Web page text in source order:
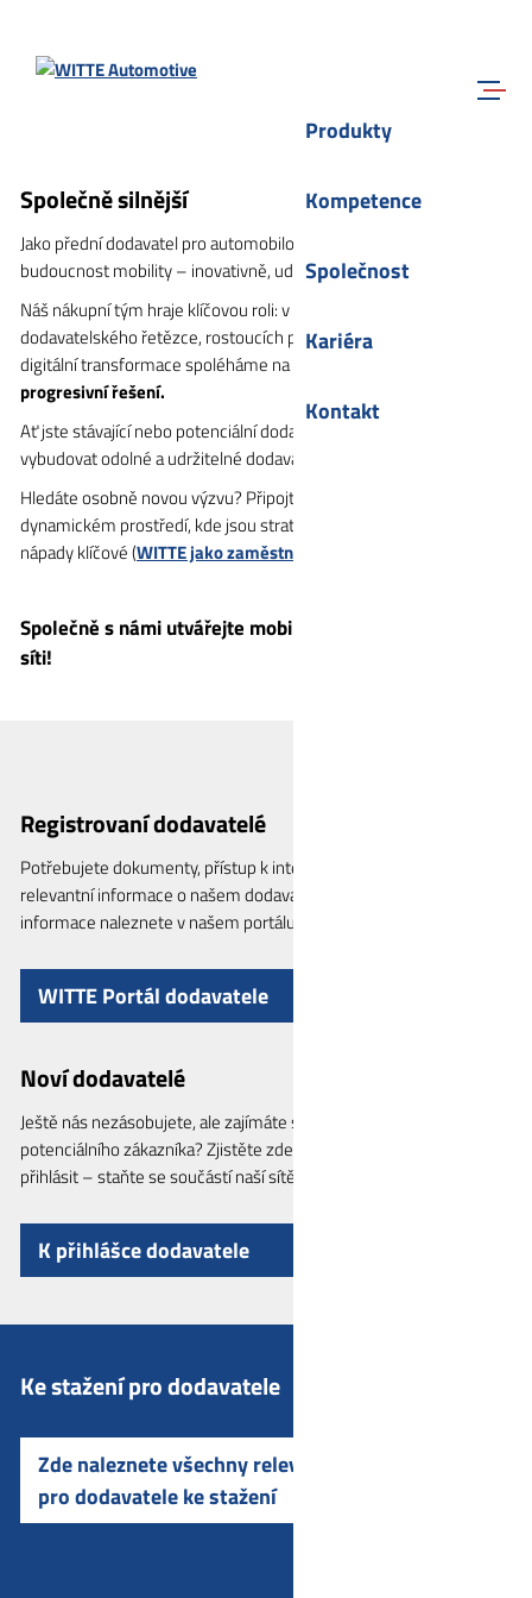
Navigace
Produkty
Kompetence
Společnost
Kariéra
Kontakt
Společně silnější
Jako přední dodavatel pro automobilový průmysl formujeme
budoucnost mobility – inovativně, udržitelně a efektivně.
Náš nákupní tým hraje klíčovou roli: v prostředí globálního řízení
dodavatelského řetězce, rostoucích požadavků na udržitelnost a
digitální transformace spoléháme na
progresivní řešení.
Ať jste stávající nebo potenciální dodavatel, společně chceme
vybudovat odolné a udržitelné dodavatelské řetězce.
Hledáte osobně novou výzvu? Připojte se k týmu nákupu WITTE v
dynamickém prostředí, kde jsou strategické myšlení a inovativní
nápady klíčové (WITTE jako zaměstnavatel
Společně s námi utvářejte mobilitu zítřka – vítejte v naší
síti!
Registrovaní dodavatelé
Potřebujete dokumenty, přístup k interaktivním procesům nebo
relevantní informace o našem dodavatelském vztahu? Tyto
informace naleznete v našem portálu pro dodavatele.
WITTE Portál dodavatele
Noví dodavatelé
Ještě nás nezásobujete, ale zajímáte se o WITTE Automotive jako
potenciálního zákazníka? Zjistěte zde naše potřeby a neváhejte se
přihlásit – staňte se součástí naší sítě.
K přihlášce dodavatele
Ke stažení pro dodavatele
Zde naleznete všechny relevantní dokumenty
pro dodavatele ke stažení